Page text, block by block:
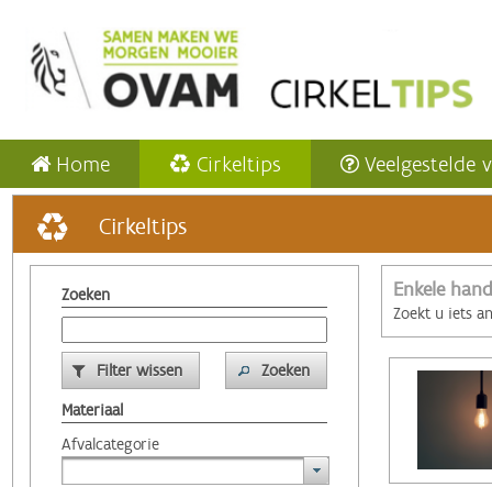
Home Cirkeltips Veelgestelde
Cirkeltips
Zoeken
Filter wissen
Zoeken
Materiaal
Afvalcategorie
Enkele
Zoekt u iets